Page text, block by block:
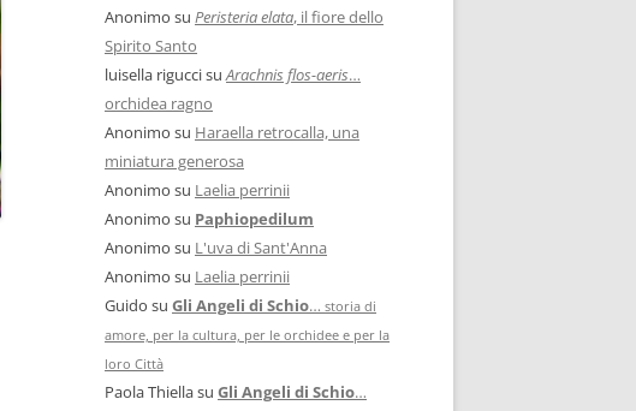
Anonimo su Peristeria elata, il fiore dello
Spirito Santo
luisella riguccisuArachnis flos-aeris…
orchidea ragno
Anonimo su Haraella retrocalla, una
miniatura generosa
Anonimo su Laelia perrinii
Anonimo su Paphiopedilum
Anonimo su L'uva di Sant'Anna
Anonimo su Laelia perrinii
Guido su Gli Angeli di Schio… storia di
amore, per la cultura, per le orchidee e per la
loro Città
Paola Thiellasu Gli Angeli di Schio…